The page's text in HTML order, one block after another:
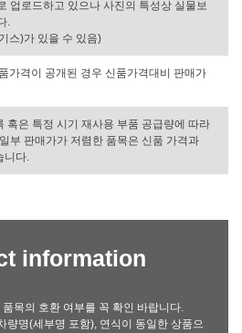
업로드하고 있으나 사진의 특성상 실물보
.
스)가 있을 수 있음)
가격이 공개된 경우 신품가격대비 판매가
혹은 특정 시기 재사용 부품 공급량에 따라
부 판매가가 저렴한 품목은 신품 가격과
니다.
information
목의 호환 여부를 꼭 확인 바랍니다.
명(세부명 포함), 연식이 동일한 상품으